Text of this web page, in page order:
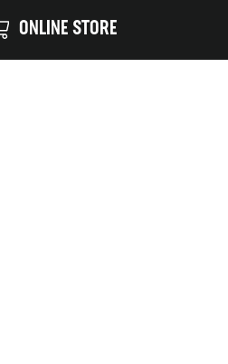
ONLINE STORE